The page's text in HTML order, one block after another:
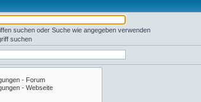
suchen oder Suche wie angegeben verwenden
suchen